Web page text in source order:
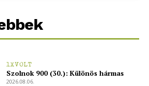
1XVOLT
Szolnok 900 (30.): Különös hármas
2026.08.06.